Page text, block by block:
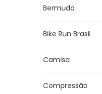
Bermuda
Bike Run Brasil
Camisa
Compressão